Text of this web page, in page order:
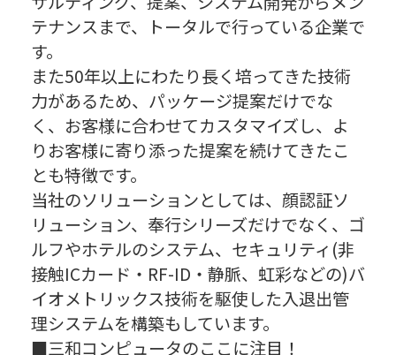
テナンスまで、トータルで行っている企業で
す。
また50年以上にわたり長く培ってきた技術
力があるため、パッケージ提案だけでな
く、お客様に合わせてカスタマイズし、よ
りお客様に寄り添った提案を続けてきたこ
とも特徴です。
当社のソリューションとしては、顔認証ソ
リューション、奉行シリーズだけでなく、ゴ
ルフやホテルのシステム、セキュリティ(非
接触ICカード・RF-ID・静脈、虹彩などの)バ
イオメトリックス技術を駆使した入退出管
理システムを構築もしています。
■三和コンピュータのここに注目！